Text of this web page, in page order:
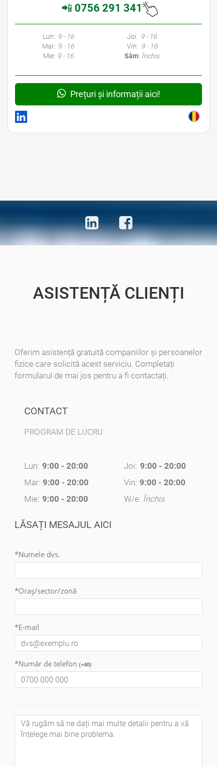
📲 0756 291 341
Avocati Bucuresti • Cabinete Avocatura Bucuresti • Avocati Specializati Bucuresti • Avocat Bun Bucuresti • Avocat Bucuresti • Bucuresti Avocat • Avocat
Lun: 9 - 16
Mar: 9 - 16
Mie: 9 - 16
Joi: 9 - 16
Vin: 9 - 16
Sâm: Închis
Prețuri și informații aici!
ASISTENȚĂ CLIENȚI
Oferim asistență gratuită companiilor și persoanelor
fizice care solicită acest serviciu. Completați
formularul de mai jos pentru a fi contactați.
CONTACT
PROGRAM DE LUCRU
Lun: 9:00 - 20:00
Mar: 9:00 - 20:00
Mie: 9:00 - 20:00
Joi: 9:00 - 20:00
Vin: 9:00 - 20:00
W/e: Închis
LĂSAȚI MESAJUL AICI
*Numele dvs.
*Oraș/sector/zonă
*E-mail
*Număr de telefon (+40)